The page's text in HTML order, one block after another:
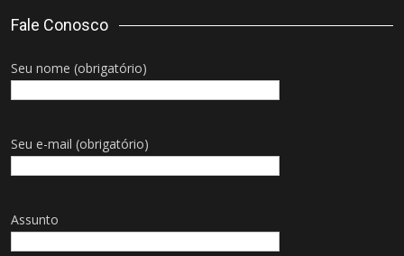
Fale Conosco
Seu nome (obrigatório)
Seu e-mail (obrigatório)
Assunto